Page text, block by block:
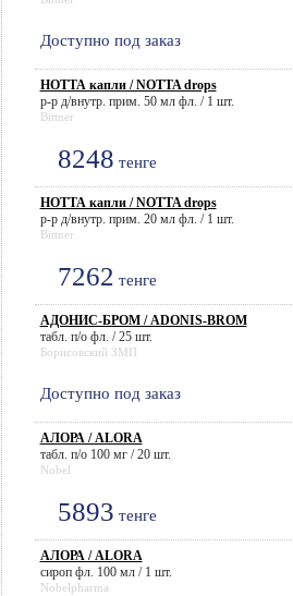
Доступно под заказ
НОТТА капли / NOTTA drops
р-р д/внутр. прим. 50 мл фл. / 1 шт.
Bittner
8248 тенге
НОТТА капли / NOTTA drops
р-р д/внутр. прим. 20 мл фл. / 1 шт.
Bittner
7262 тенге
АДОНИС-БРОМ / ADONIS-BROM
табл. п/о фл. / 25 шт.
Борисовский ЗМП
Доступно под заказ
АЛОРА / ALORA
табл. п/о 100 мг / 20 шт.
Nobel
5893 тенге
АЛОРА / ALORA
сироп фл. 100 мл / 1 шт.
Nobelpharma